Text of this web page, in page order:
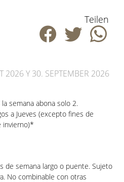
Teilen
2026 Y 30. SEPTEMBER 2026
semana abona solo 2.
a Jueves (excepto fines de
invierno)*
de semana largo o puente. Sujeto
No combinable con otras